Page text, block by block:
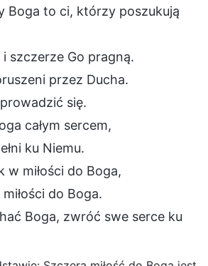
Boga to ci, którzy poszukują
szczerze Go pragną.
przez Ducha.
się.
całym sercem,
ku Niemu.
w miłości do Boga,
do Boga.
Boga, zwróć swe serce ku